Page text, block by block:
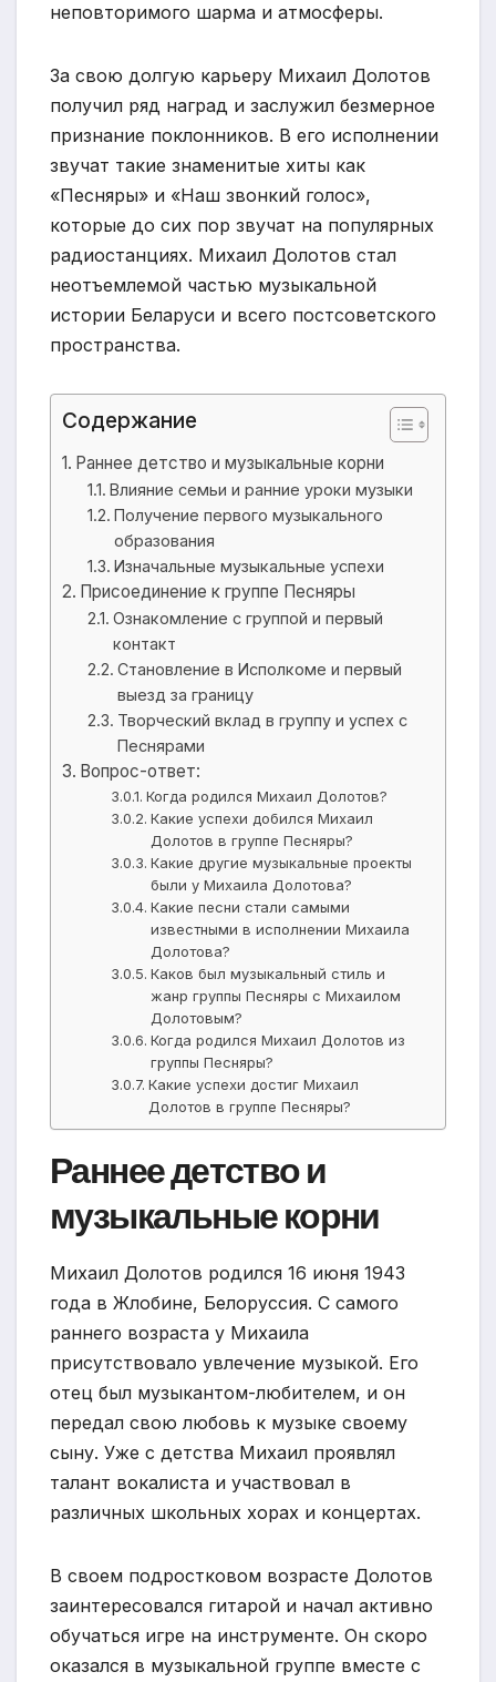
неповторимого шарма и атмосферы.
За свою долгую карьеру Михаил Долотов
получил ряд наград и заслужил безмерное
признание поклонников. В его исполнении
звучат такие знаменитые хиты как
«Песняры» и «Наш звонкий голос»,
которые до сих пор звучат на популярных
радиостанциях. Михаил Долотов стал
неотъемлемой частью музыкальной
истории Беларуси и всего постсоветского
пространства.
Содержание
Раннее детство и музыкальные корни
Влияние семьи и ранние уроки музыки
Получение первого музыкального
образования
Изначальные музыкальные успехи
Присоединение к группе Песняры
Ознакомление с группой и первый
контакт
Становление в Исполкоме и первый
выезд за границу
Творческий вклад в группу и успех с
Песнярами
Вопрос-ответ:
Когда родился Михаил Долотов?
Какие успехи добился Михаил
Долотов в группе Песняры?
Какие другие музыкальные проекты
были у Михаила Долотова?
Какие песни стали самыми
известными в исполнении Михаила
Долотова?
Каков был музыкальный стиль и
жанр группы Песняры с Михаилом
Долотовым?
Когда родился Михаил Долотов из
группы Песняры?
Какие успехи достиг Михаил
Долотов в группе Песняры?
Раннее детство и
музыкальные корни
Михаил Долотов родился 16 июня 1943
года в Жлобине, Белоруссия. С самого
раннего возраста у Михаила
присутствовало увлечение музыкой. Его
отец был музыкантом-любителем, и он
передал свою любовь к музыке своему
сыну. Уже с детства Михаил проявлял
талант вокалиста и участвовал в
различных школьных хорах и концертах.
В своем подростковом возрасте Долотов
заинтересовался гитарой и начал активно
обучаться игре на инструменте. Он скоро
оказался в музыкальной группе вместе с